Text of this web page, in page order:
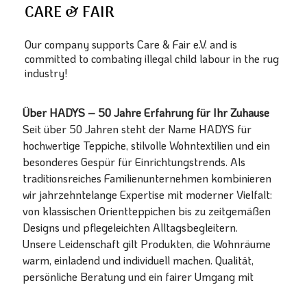
CARE & FAIR
Our company supports Care & Fair e.V. and is
committed to combating illegal child labour in the rug
industry!
Über HADYS – 50 Jahre Erfahrung für Ihr Zuhause
Seit über 50 Jahren steht der Name HADYS für
hochwertige Teppiche, stilvolle Wohntextilien und ein
besonderes Gespür für Einrichtungstrends. Als
traditionsreiches Familienunternehmen kombinieren
wir jahrzehntelange Expertise mit moderner Vielfalt:
von klassischen Orientteppichen bis zu zeitgemäßen
Designs und pflegeleichten Alltagsbegleitern.
Unsere Leidenschaft gilt Produkten, die Wohnräume
warm, einladend und individuell machen. Qualität,
persönliche Beratung und ein fairer Umgang mit